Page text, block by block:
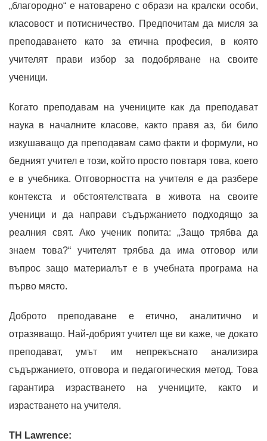
„благородно“ е натоварено с образи на кралски особи,
класовост и потисничество. Предпочитам да мисля за
преподаването като за етична професия, в която
учителят прави избор за подобряване на своите
ученици.
Когато преподавам на учениците как да преподават
наука в началните класове, както правя аз, би било
изкушаващо да преподавам само факти и формули, но
бедният учител е този, който просто повтаря това, което
е в учебника. Отговорността на учителя е да разбере
контекста и обстоятелствата в живота на своите
ученици и да направи съдържанието подходящо за
реалния свят. Ако ученик попита: „Защо трябва да
знаем това?“ учителят трябва да има отговор или
въпрос защо материалът е в учебната програма на
първо място.
Доброто преподаване е етично, аналитично и
отразяващо. Най-добрият учител ще ви каже, че докато
преподават, умът им непрекъснато анализира
съдържанието, отговора и педагогическия метод. Това
гарантира израстването на учениците, както и
израстването на учителя.
TH Lawrence: